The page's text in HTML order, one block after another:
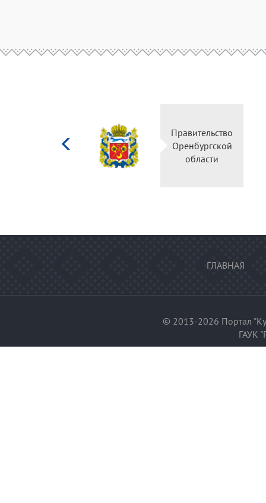
Правительство
Оренбургской
области
ГЛАВНАЯ
© 2013-2026 Портал
ГАУК